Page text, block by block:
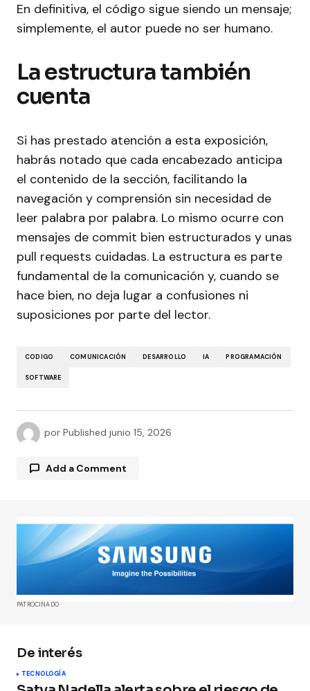
En definitiva, el código sigue siendo un mensaje;
simplemente, el autor puede no ser humano.
La estructura también
cuenta
Si has prestado atención a esta exposición,
habrás notado que cada encabezado anticipa
el contenido de la sección, facilitando la
navegación y comprensión sin necesidad de
leer palabra por palabra. Lo mismo ocurre con
mensajes de commit bien estructurados y unas
pull requests cuidadas. La estructura es parte
fundamental de la comunicación y, cuando se
hace bien, no deja lugar a confusiones ni
suposiciones por parte del lector.
CODIGO COMUNICACIÓN DESARROLLO IA PROGRAMACIÓN
SOFTWARE
por Published junio 15, 2026
Add a Comment
Tu dirección de correo electrónico no será
publicada.Los campos obligatorios están
marcados con*
Comment*
Your Name
PATROCINADO
De interés
TECNOLOGÍA